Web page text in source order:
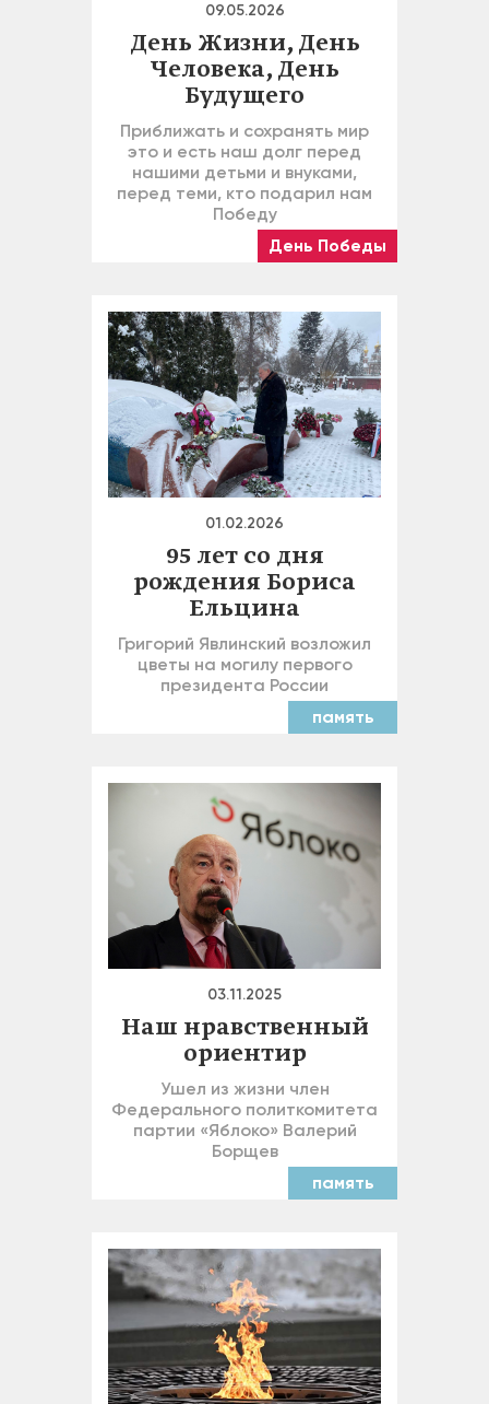
09.05.2026
День Жизни, День
Человека, День
Будущего
Приближать и сохранять мир
это и есть наш долг перед
нашими детьми и внуками,
перед теми, кто подарил нам
Победу
День Победы
01.02.2026
95 лет со дня
рождения Бориса
Ельцина
Григорий Явлинский возложил
цветы на могилу первого
президента России
память
03.11.2025
Наш нравственный
ориентир
Ушел из жизни член
Федерального политкомитета
партии «Яблоко» Валерий
Борщев
память